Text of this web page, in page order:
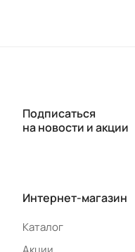
Подписаться
на новости и акции
Интернет-магазин
Каталог